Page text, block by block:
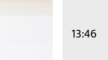
13:46